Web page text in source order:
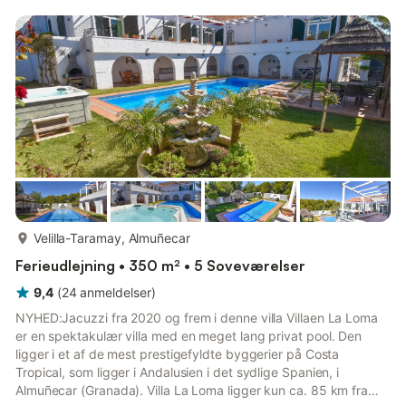
elektrisk kaffemaskine). Udgang til terrasse, til pool. Brus/WC.
Varmluftsopvarming, vandkoger. Behagelig møblering i
bondehusst...
Velilla-Taramay, Almuñecar
Ferieudlejning • 350 m² • 5 Soveværelser
9,4 (24 anmeldelser)
NYHED:Jacuzzi fra 2020 og frem i denne villa Villaen La Loma
er en spektakulær villa med en meget lang privat pool. Den
ligger i et af de mest prestigefyldte byggerier på Costa
Tropical, som ligger i Andalusien i det sydlige Spanien, i
Almuñecar (Granada). Villa La Loma ligger kun ca. 85 km fra